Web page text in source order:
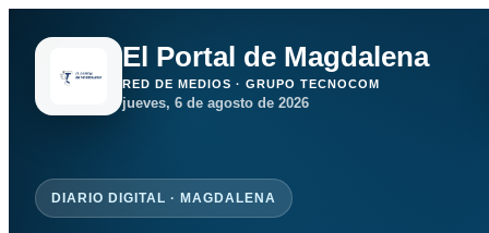
El Portal de Magdalena
RED DE MEDIOS · GRUPO TECNOCOM
jueves, 6 de agosto de 2026
DIARIO DIGITAL · MAGDALENA